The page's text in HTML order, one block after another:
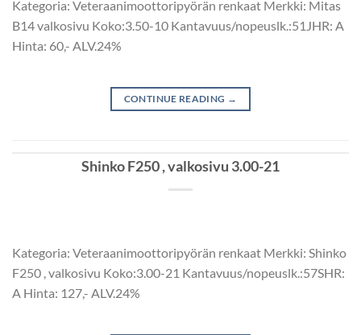
Kategoria: Veteraanimoottoripyörän renkaat Merkki: Mitas
B14 valkosivu Koko:3.50-10 Kantavuus/nopeuslk.:51JHR: A
Hinta: 60,- ALV.24%
CONTINUE READING →
Shinko F250 , valkosivu 3.00-21
Kategoria: Veteraanimoottoripyörän renkaat Merkki: Shinko
F250 , valkosivu Koko:3.00-21 Kantavuus/nopeuslk.:57SHR:
A Hinta: 127,- ALV.24%